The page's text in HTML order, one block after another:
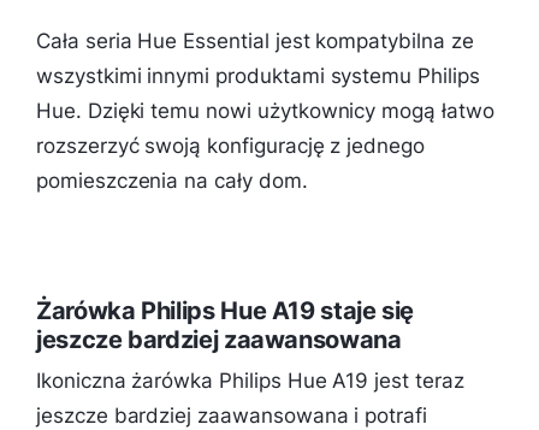
Cała seria Hue Essential jest kompatybilna ze
wszystkimi innymi produktami systemu Philips
Hue. Dzięki temu nowi użytkownicy mogą łatwo
rozszerzyć swoją konfigurację z jednego
pomieszczenia na cały dom.
Żarówka Philips Hue A19 staje się
jeszcze bardziej zaawansowana
Ikoniczna żarówka Philips Hue A19 jest teraz
jeszcze bardziej zaawansowana i potrafi